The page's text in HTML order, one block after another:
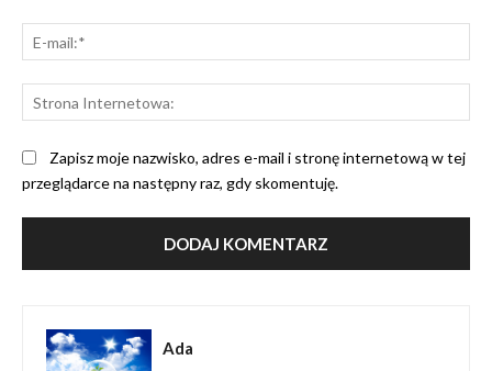
Zapisz moje nazwisko, adres e-mail i stronę internetową w tej
przeglądarce na następny raz, gdy skomentuję.
Ada